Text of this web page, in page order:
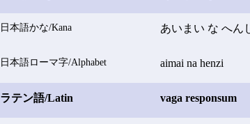
日本語かな/Kana あいまい な へん
日本語ローマ字/Alphabet aimai na henzi
ラテン語/Latin vaga responsum